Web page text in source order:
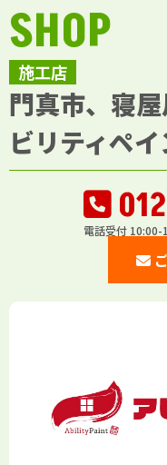
施工店
SHOP
門真市、寝
ビリティペイ
電話受付 10:00-